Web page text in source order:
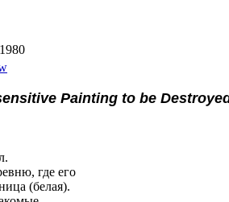
Painting to be
где его
(белая).